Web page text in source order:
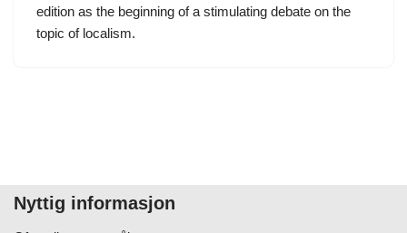
edition as the beginning of a stimulating debate on the
topic of localism.
Nyttig informasjon